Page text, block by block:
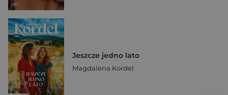
Jeszcze jedno lato
Magdalena Kordel